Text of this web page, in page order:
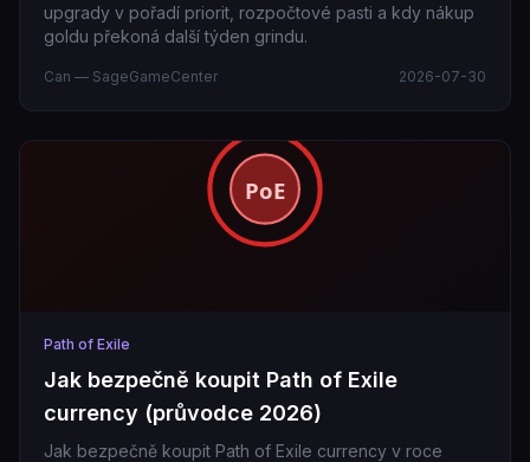
upgrady v pořadí priorit, rozpočtové pasti a kdy nákup
goldu překoná další týden grindu.
Can — SageGameCenter 2026-07-30
Path of Exile
Jak bezpečně koupit Path of Exile
currency (průvodce 2026)
Jak bezpečně koupit Path of Exile currency v roce